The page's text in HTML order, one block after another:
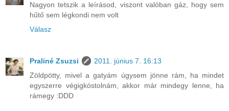
Nagyon tetszik a leírásod, viszont valóban gáz, hogy sem
hűtő sem légkondi nem volt
Válasz
Praliné Zsuzsi
2011. június 7. 16:13
Zöldpötty, mivel a gatyám úgysem jönne rám, ha mindet
egyszerre végigkóstolnám, akkor már mindegy lenne, ha
rámegy :DDD